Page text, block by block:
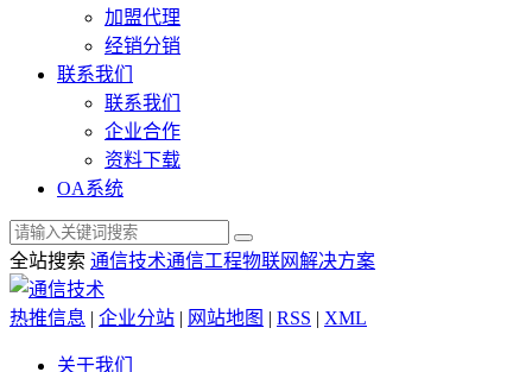
加盟代理
经销分销
联系我们
联系我们
企业合作
资料下载
OA系统
全站搜索 通信技术通信工程物联网解决方案
热推信息 | 企业分站 | 网站地图 | RSS | XML
关于我们